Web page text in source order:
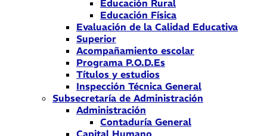
Educación Rural
Educación Física
Evaluación de la Calidad Educativa
Superior
Acompañamiento escolar
Programa P.O.D.Es
Títulos y estudios
Inspección Técnica General
Subsecretaría de Administración
Administración
Contaduría General
Capital Humano